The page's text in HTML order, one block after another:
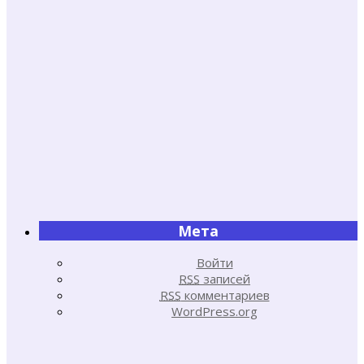
Мета
Войти
RSS записей
RSS комментариев
WordPress.org